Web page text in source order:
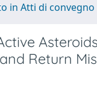
in Atti di convegno
Return